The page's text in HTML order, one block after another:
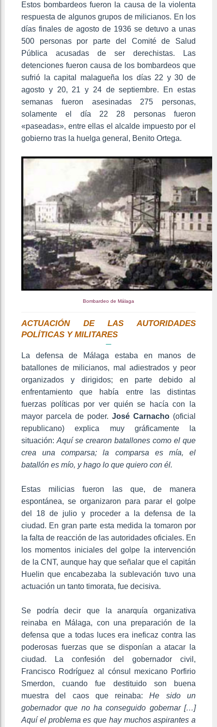
Estos bombardeos fueron la causa de la violenta
respuesta de algunos grupos de milicianos. En los
días finales de agosto de 1936 se detuvo a unas
500 personas por parte del Comité de Salud
Pública acusadas de ser derechistas. Las
detenciones fueron causa de los bombardeos que
sufrió la capital malagueña los días 22 y 30 de
agosto y 20, 21 y 24 de septiembre. En estas
semanas fueron asesinadas 275 personas,
solamente el día 22 28 personas fueron
«paseadas», entre ellas el alcalde impuesto por el
gobierno tras la huelga general, Benito Ortega.
Bombardeo de Málaga
ACTUACIÓN DE LAS AUTORIDADES
POLÍTICAS Y MILITARES
La defensa de Málaga estaba en manos de
batallones de milicianos, mal adiestrados y peor
organizados y dirigidos; en parte debido al
enfrentamiento que había entre las distintas
fuerzas políticas por ver quién se hacía con la
mayor parcela de poder. José Carnacho (oficial
republicano) explica muy gráficamente la
situación: Aquí se crearon batallones como el que
crea una comparsa; la comparsa es mía, el
batallón es mío, y hago lo que quiero con él.
Estas milicias fueron las que, de manera
espontánea, se organizaron para parar el golpe
del 18 de julio y proceder a la defensa de la
ciudad. En gran parte esta medida la tomaron por
la falta de reacción de las autoridades oficiales. En
los momentos iniciales del golpe la intervención
de la CNT, aunque hay que señalar que el capitán
Huelin que encabezaba la sublevación tuvo una
actuación un tanto timorata, fue decisiva.
Se podría decir que la anarquía organizativa
reinaba en Málaga, con una preparación de la
defensa que a todas luces era ineficaz contra las
poderosas fuerzas que se disponían a atacar la
ciudad. La confesión del gobernador civil,
Francisco Rodríguez al cónsul mexicano Porfirio
Smerdon, cuando fue destituido son buena
muestra del caos que reinaba:He sido un
gobernador que no ha conseguido gobernar […]
Aquí el problema es que hay muchos aspirantes a